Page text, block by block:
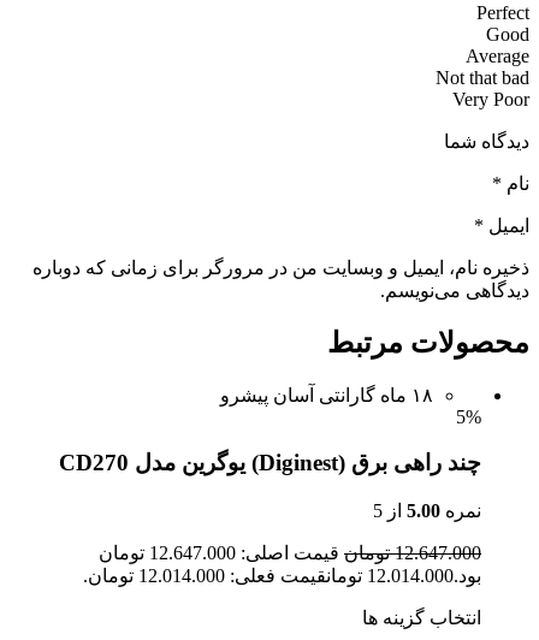
Perfect
Good
Average
Not that bad
Very Poor
دیدگاه شما
نام *
ایمیل *
ذخیره نام، ایمیل و وبسایت من در مرورگر برای زمانی که دوباره
دیدگاهی می‌نویسم.
محصولات مرتبط
۱۸ ماه گارانتی آسان پیشرو
5%
چند راهی برق (Diginest) یوگرین مدل CD270
نمره 5.00 از 5
12.647.000 تومان
قیمت اصلی: 12.647.000 تومان
بود.12.014.000 تومانقیمت فعلی: 12.014.000 تومان.
انتخاب گزینه ها